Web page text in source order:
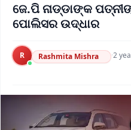
Argus
Argus
Argus
ଜେ.ପି ନାଡ୍ଡାଙ୍କ
ପୋଲିସର ଉଦ୍ଧାର
R Rashmita Mishra ·2